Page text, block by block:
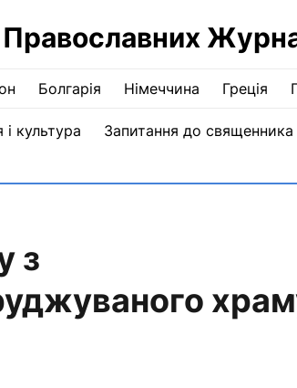
Болгарія Німеччина Греція
і культура Запитання до священника
з